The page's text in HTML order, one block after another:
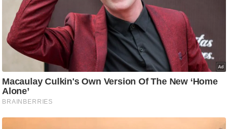
लू
नु
स्खे
र्य
ट
न